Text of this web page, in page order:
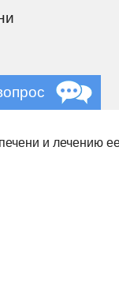
и лечению